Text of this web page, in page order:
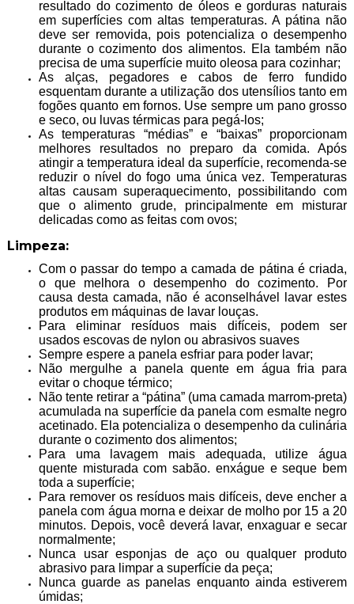
resultado do cozimento de óleos e gorduras naturais
em superfícies com altas temperaturas. A pátina não
deve ser removida, pois potencializa o desempenho
durante o cozimento dos alimentos. Ela também não
precisa de uma superfície muito oleosa para cozinhar;
As alças, pegadores e cabos de ferro fundido
esquentam durante a utilização dos utensílios tanto em
fogões quanto em fornos. Use sempre um pano grosso
e seco, ou luvas térmicas para pegá-los;
As temperaturas “médias” e “baixas” proporcionam
melhores resultados no preparo da comida. Após
atingir a temperatura ideal da superfície, recomenda-se
reduzir o nível do fogo uma única vez. Temperaturas
altas causam superaquecimento, possibilitando com
que o alimento grude, principalmente em misturar
delicadas como as feitas com ovos;
Limpeza:
Com o passar do tempo a camada de pátina é criada,
o que melhora o desempenho do cozimento. Por
causa desta camada, não é aconselhável lavar estes
produtos em máquinas de lavar louças.
Para eliminar resíduos mais difíceis, podem ser
usados escovas de nylon ou abrasivos suaves
Sempre espere a panela esfriar para poder lavar;
Não mergulhe a panela quente em água fria para
evitar o choque térmico;
Não tente retirar a “pátina” (uma camada marrom-preta)
acumulada na superfície da panela com esmalte negro
acetinado. Ela potencializa o desempenho da culinária
durante o cozimento dos alimentos;
Para uma lavagem mais adequada, utilize água
quente misturada com sabão. enxágue e seque bem
toda a superfície;
Para remover os resíduos mais difíceis, deve encher a
panela com água morna e deixar de molho por 15 a 20
minutos. Depois, você deverá lavar, enxaguar e secar
normalmente;
Nunca usar esponjas de aço ou qualquer produto
abrasivo para limpar a superfície da peça;
Nunca guarde as panelas enquanto ainda estiverem
úmidas;